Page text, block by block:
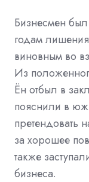
Бизнесмен
годам
виновным во
Из
Ён отбыл в
пояснили в
претендовать
за хорошее
также
бизнеса.